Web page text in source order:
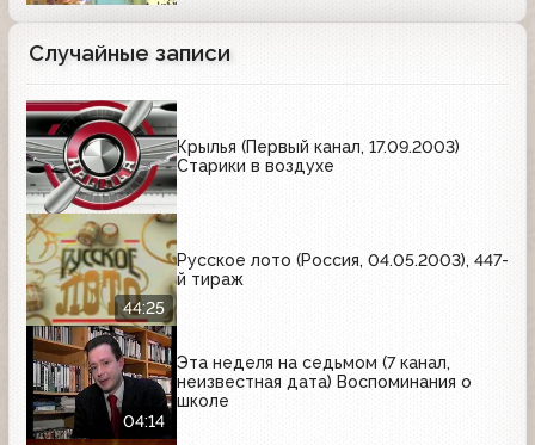
Случайные записи
Крылья (Первый канал, 17.09.2003)
Старики в воздухе
44:25
Русское лото (Россия, 04.05.2003), 447-
й тираж
04:14
Эта неделя на седьмом (7 канал,
неизвестная дата) Воспоминания о
школе